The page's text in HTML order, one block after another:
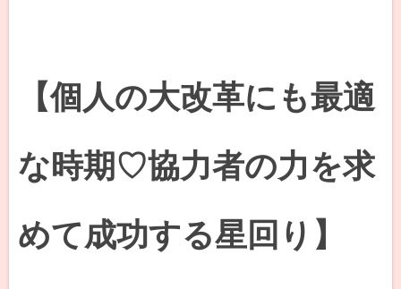
【個人の大改革にも最適
な時期♡協力者の力を求
めて成功する星回り】